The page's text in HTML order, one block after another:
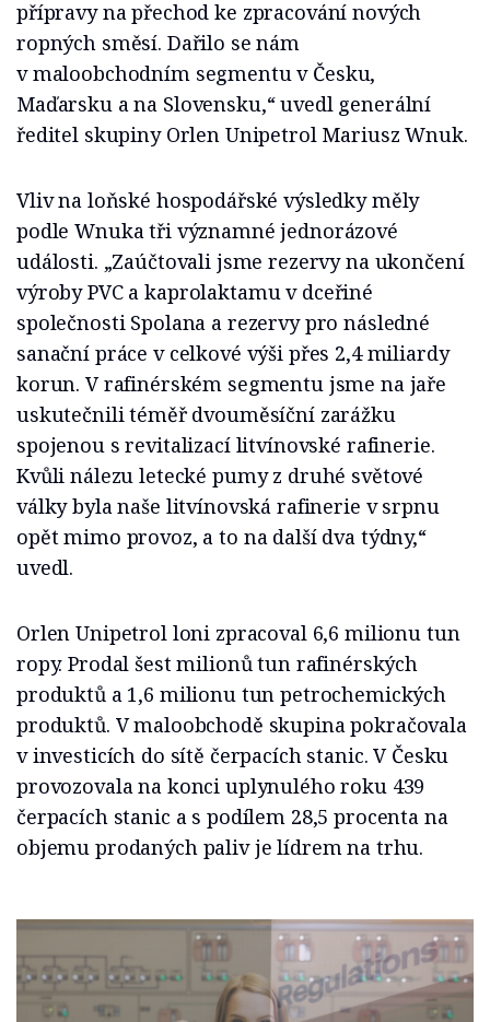
přípravy na přechod ke zpracování nových
ropných směsí. Dařilo se nám
v maloobchodním segmentu v Česku,
Maďarsku a na Slovensku,“ uvedl generální
ředitel skupiny Orlen Unipetrol Mariusz Wnuk.
Vliv na loňské hospodářské výsledky měly
podle Wnuka tři významné jednorázové
události. „Zaúčtovali jsme rezervy na ukončení
výroby PVC a kaprolaktamu v dceřiné
společnosti Spolana a rezervy pro následné
sanační práce v celkové výši přes 2,4 miliardy
korun. V rafinérském segmentu jsme na jaře
uskutečnili téměř dvouměsíční zarážku
spojenou s revitalizací litvínovské rafinerie.
Kvůli nálezu letecké pumy z druhé světové
války byla naše litvínovská rafinerie v srpnu
opět mimo provoz, a to na další dva týdny,“
uvedl.
Orlen Unipetrol loni zpracoval 6,6 milionu tun
ropy. Prodal šest milionů tun rafinérských
produktů a 1,6 milionu tun petrochemických
produktů. V maloobchodě skupina pokračovala
v investicích do sítě čerpacích stanic. V Česku
provozovala na konci uplynulého roku 439
čerpacích stanic a s podílem 28,5 procenta na
objemu prodaných paliv je lídrem na trhu.